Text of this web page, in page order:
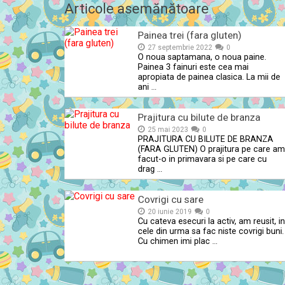
Articole asemănătoare
Painea trei (fara gluten)
27 septembrie 2022 0
O noua saptamana, o noua paine.
Painea 3 fainuri este cea mai
apropiata de painea clasica. La mii de
ani …
Prajitura cu bilute de branza
25 mai 2023 0
PRAJITURA CU BILUTE DE BRANZA
(FARA GLUTEN) O prajitura pe care am
facut-o in primavara si pe care cu
drag …
Covrigi cu sare
20 iunie 2019 0
Cu cateva esecuri la activ, am reusit, in
cele din urma sa fac niste covrigi buni.
Cu chimen imi plac …